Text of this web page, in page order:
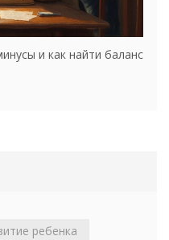
и как найти баланс
ребенка